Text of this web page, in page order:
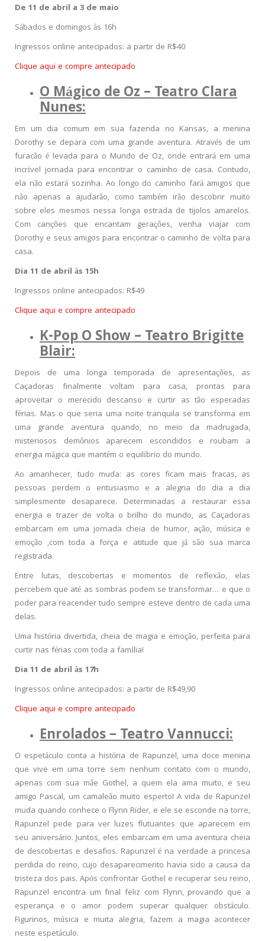
De 11 de abril a 3 de maio
Sábados e domingos às 16h
Ingressos online antecipados: a partir de R$40
Clique aqui e compre antecipado
O Mágico de Oz – Teatro Clara
Nunes:
Em um dia comum em sua fazenda no Kansas, a menina
Dorothy se depara com uma grande aventura. Através de um
furacão é levada para o Mundo de Oz, onde entrará em uma
incrível jornada para encontrar o caminho de casa. Contudo,
ela não estará sozinha. Ao longo do caminho fará amigos que
não apenas a ajudarão, como também irão descobrir muito
sobre eles mesmos nessa longa estrada de tijolos amarelos.
Com canções que encantam gerações, venha viajar com
Dorothy e seus amigos para encontrar o caminho de volta para
casa.
Dia 11 de abril às 15h
Ingressos online antecipados: R$49
Clique aqui e compre antecipado
K-Pop O Show – Teatro Brigitte
Blair:
Depois de uma longa temporada de apresentações, as
Caçadoras finalmente voltam para casa, prontas para
aproveitar o merecido descanso e curtir as tão esperadas
férias. Mas o que seria uma noite tranquila se transforma em
uma grande aventura quando, no meio da madrugada,
misteriosos demônios aparecem escondidos e roubam a
energia mágica que mantém o equilíbrio do mundo.
Ao amanhecer, tudo muda: as cores ficam mais fracas, as
pessoas perdem o entusiasmo e a alegria do dia a dia
simplesmente desaparece. Determinadas a restaurar essa
energia e trazer de volta o brilho do mundo, as Caçadoras
embarcam em uma jornada cheia de humor, ação, música e
emoção ,com toda a força e atitude que já são sua marca
registrada.
Entre lutas, descobertas e momentos de reflexão, elas
percebem que até as sombras podem se transformar… e que o
poder para reacender tudo sempre esteve dentro de cada uma
delas.
Uma história divertida, cheia de magia e emoção, perfeita para
curtir nas férias com toda a família!
Dia 11 de abril às 17h
Ingressos online antecipados: a partir de R$49,90
Clique aqui e compre antecipado
Enrolados – Teatro Vannucci:
O espetáculo conta a história de Rapunzel, uma doce menina
que vive em uma torre sem nenhum contato com o mundo,
apenas com sua mãe Gothel, a quem ela ama muito, e seu
amigo Pascal, um camaleão muito esperto! A vida de Rapunzel
muda quando conhece o Flynn Rider, e ele se esconde na torre,
Rapunzel pede para ver luzes flutuantes que aparecem em
seu aniversário. Juntos, eles embarcam em uma aventura cheia
de descobertas e desafios. Rapunzel é na verdade a princesa
perdida do reino, cujo desaparecimento havia sido a causa da
tristeza dos pais. Após confrontar Gothel e recuperar seu reino,
Rapunzel encontra um final feliz com Flynn, provando que a
esperança e o amor podem superar qualquer obstáculo.
Figurinos, música e muita alegria, fazem a magia acontecer
neste espetáculo.